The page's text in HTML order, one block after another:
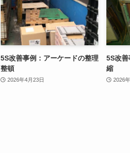
5S改善事例：アーケードの整理
整頓
2026年4月23日
5S改
縮
2026